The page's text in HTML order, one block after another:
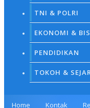
TNI & POLRI
EKONOMI &
PENDIDIKAN
TOKOH &
Home Kontak